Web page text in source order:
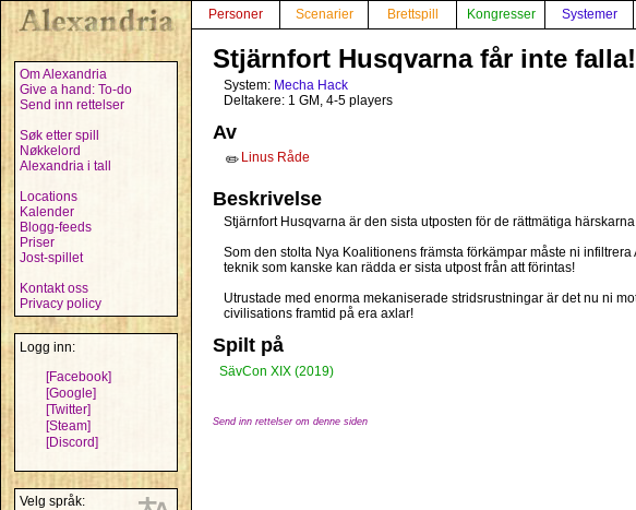
Om Alexandria
Give a hand: To-do
Send inn rettelser
Søk etter spill
Nøkkelord
Alexandria i tall
Locations
Kalender
Blogg-feeds
Priser
Jost-spillet
Kontakt oss
Privacy policy
Logg inn:
[Facebook]
[Google]
[Twitter]
[Steam]
[Discord]
Velg språk:
Personer Scenarier Brettspill Kongresser Systemer
Stjärnfort Husqvarna får inte falla!
System: Mecha Hack
Deltakere: 1 GM, 4-5 players
Av
✏️ Linus Råde
Beskrivelse
Stjärnfort Husqvarna är den sista utposten för de rättmätiga
Som den stolta Nya Koalitionens främsta förkämpar måste ni
teknik som kanske kan rädda er sista utpost från att förintas!
Utrustade med enorma mekaniserade stridsrustningar är det nu ni
civilisations framtid på era axlar!
Spilt på
SävCon XIX (2019)
Send inn rettelser om denne siden